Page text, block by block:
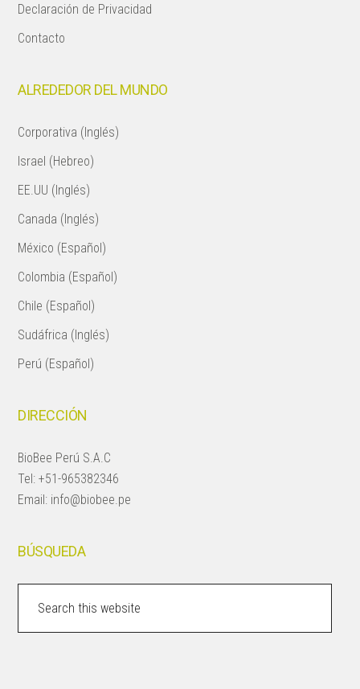
Declaración de Privacidad
Contacto
ALREDEDOR DEL MUNDO
Corporativa (Inglés)
Israel (Hebreo)
EE.UU (Inglés)
Canada (Inglés)
México (Español)
Colombia (Español)
Chile (Español)
Sudáfrica (Inglés)
Perú (Español)
DIRECCIÓN
BioBee Perú S.A.C
Tel:+51-965382346
Email: info@biobee.pe
BÚSQUEDA
website